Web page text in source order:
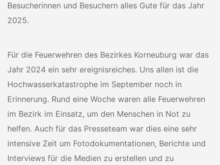
Besucherinnen und Besuchern alles Gute für das Jahr
2025.
Für die Feuerwehren des Bezirkes Korneuburg war das
Jahr 2024 ein sehr ereignisreiches. Uns allen ist die
Hochwasserkatastrophe im September noch in
Erinnerung. Rund eine Woche waren alle Feuerwehren
im Bezirk im Einsatz, um den Menschen in Not zu
helfen. Auch für das Presseteam war dies eine sehr
intensive Zeit um Fotodokumentationen, Berichte und
Interviews für die Medien zu erstellen und zu